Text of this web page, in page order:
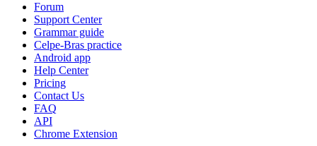
Forum
Support Center
Grammar guide
Celpe-Bras practice
Android app
Help Center
Pricing
Contact Us
FAQ
API
Chrome Extension